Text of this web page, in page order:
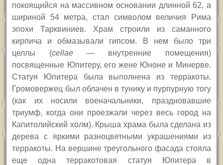
покоящийся на массивном основании длинной 62, а
шириной 54 метра, стал символом величия Рима
эпохи Тарквиниев. Храм строили из саманного
кирпича и обмазывали гипсом. В нем было три
целлы (cellae— внутренние помещения)
посвященные Юпитеру, его жене Юноне и Минерве.
Статуя Юпитера была выполнена из терракоты.
Громовержец был облачен в тунику и пурпурную тогу
(как их носили военачальники, праздновавшие
триумф, когда они проезжали через весь город на
Капитолийский холм). Крыша храма была сделана из
дерева с яркими разноцветными украшениями из
терракоты. На вершине треугольного фасада стояла
еще одна терракотовая статуя Юпитера в